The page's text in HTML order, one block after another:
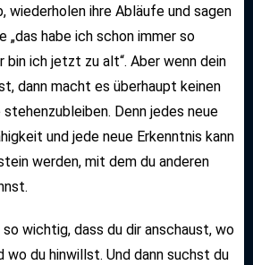
wiederholen ihre Abläufe und sagen
„das habe ich schon immer so
bin ich jetzt zu alt“. Aber wenn dein
dann macht es überhaupt keinen
Denn jedes neue
und jede neue Erkenntnis kann
werden, mit dem du anderen
wichtig, dass du dir anschaust, wo
wo du hinwillst. Und dann suchst du